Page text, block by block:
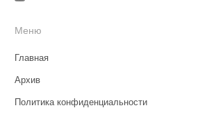
Меню
Главная
Архив
Политика конфиденциальности